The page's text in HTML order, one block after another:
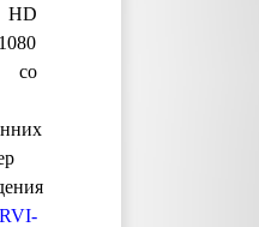
со
RVI-